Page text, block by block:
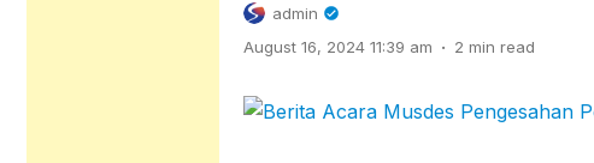
admin
August 16, 2024 11:39 am . 2 min read